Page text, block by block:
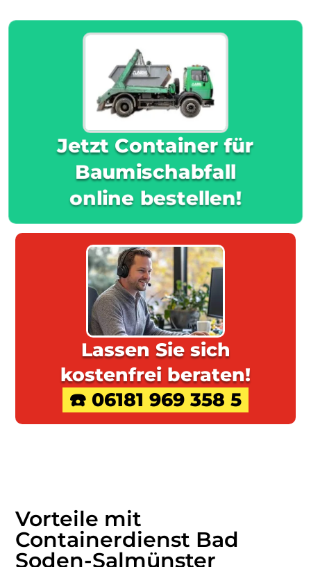
Jetzt Container für
Baumischabfall
online bestellen!
Lassen Sie sich
kostenfrei beraten!
☎️ 06181 969 358 5
Vorteile mit
Containerdienst Bad
Soden-Salmünster